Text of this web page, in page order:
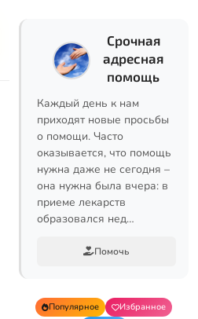
Срочная
адресная
помощь
Каждый день к нам
приходят новые просьбы
о помощи. Часто
оказывается, что помощь
нужна даже не сегодня –
она нужна была вчера: в
приеме лекарств
образовался нед…
Помочь
Популярное
Избранное